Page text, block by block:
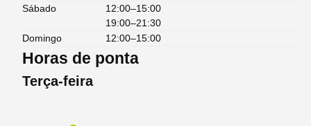
Sábado
12:00–15:00
19:00–21:30
Domingo
12:00–15:00
Horas de ponta
Terça-feira